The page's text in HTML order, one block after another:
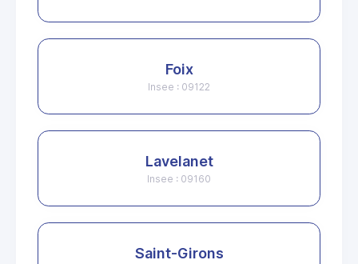
Foix
Insee : 09122
Lavelanet
Insee : 09160
Saint-Girons